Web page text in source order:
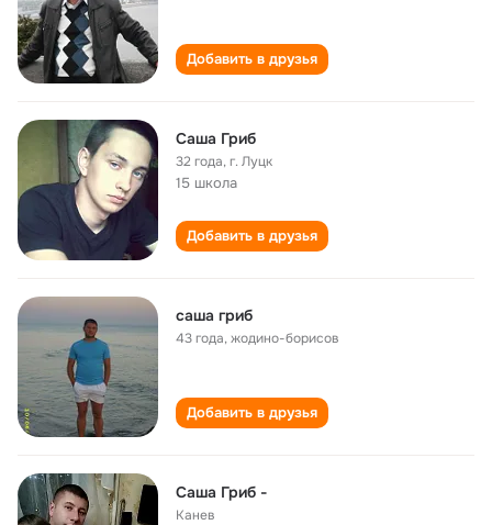
Добавить в друзья
Саша Гриб
32 года,г. Луцк
15 школа
Добавить в друзья
саша гриб
43 года,жодино-борисов
Добавить в друзья
Саша Гриб -
Канев